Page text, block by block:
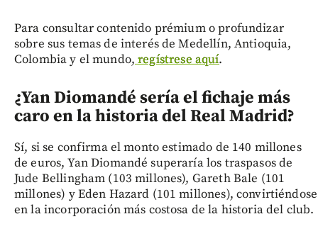
Para consultar contenido prémium o profundizar
sobre sus temas de interés de Medellín, Antioquia,
Colombia y el mundo, regístrese aquí.
¿Yan Diomandé sería el fichaje más
caro en la historia del Real Madrid?
Sí, si se confirma el monto estimado de 140 millones
de euros, Yan Diomandé superaría los traspasos de
Jude Bellingham (103 millones), Gareth Bale (101
millones) y Eden Hazard (101 millones), convirtiéndose
en la incorporación más costosa de la historia del club.